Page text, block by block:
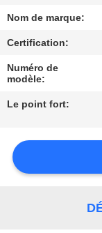
DE
LA
NOUS
Nom de marque:
Certification:
Numéro de
modèle:
Le point fort: